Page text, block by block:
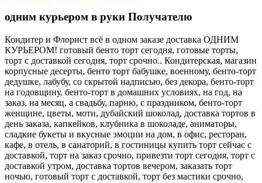
одним курьером в руки Получателю
Кондитер и Флорист всё в одном заказе доставка ОДНИМ
КУРЬЕРОМ! готовый бенто торт сегодня, готовые торты,
торт с доставкой сегодня, торт срочно.. Кондитерская, магазин
корпусные десерты, бенто торт бабушке, военному, бенто-торт
дедушке, лабубу, со скрытой надписью, без декора, бенто-торт
на годовщину, бенто-торт в домашних условиях, на год, на
заказ, на месяц, а свадьбу, парню, с праздником, бенто-торт
женщине, цветы, моти, дубайский шоколад, доставка тортов в
день заказа, капкейков, клубника в шоколаде, аниматоры,
сладкие букеты и вкусные эмоции на дом, в офис, ресторан,
кафе, в отель, в санаторий, в гостиницы купить торт сейчас с
доставкой, торт на заказ срочно, привезти торт сегодня, торт с
доставкой утром, доставка тортов вечером, заказать торт
ночью, готовый торт с доставкой, торт без мастики срочно,